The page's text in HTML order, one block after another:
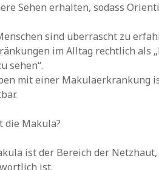
Sehen erhalten, sodass
sind überrascht zu
im Alltag rechtlich als
sehen“.
mit einer Makulaerkrankung
die Makula?
ist der Bereich der
ist.